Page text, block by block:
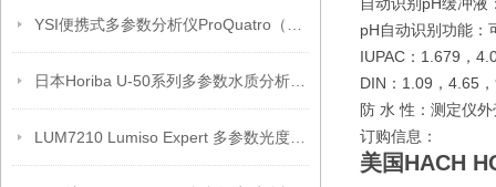
pH自动识别功能：
IUPAC：1.679，
DIN：1.09，4.65
防 水 性：测定仪
订购信息：
美国HACH